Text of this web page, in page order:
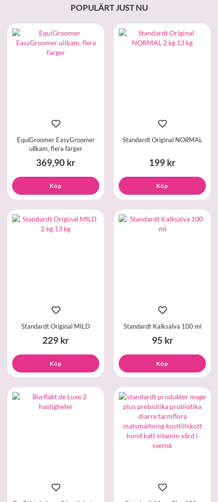
POPULÄRT JUST NU
EquiGroomer EasyGroomer
ullkam, flera färger
369,90 kr
Köp
Standardt Original NORMAL
199 kr
Köp
Standardt Original MILD
229 kr
Köp
Standardt Kalksalva 100 ml
95 kr
Köp